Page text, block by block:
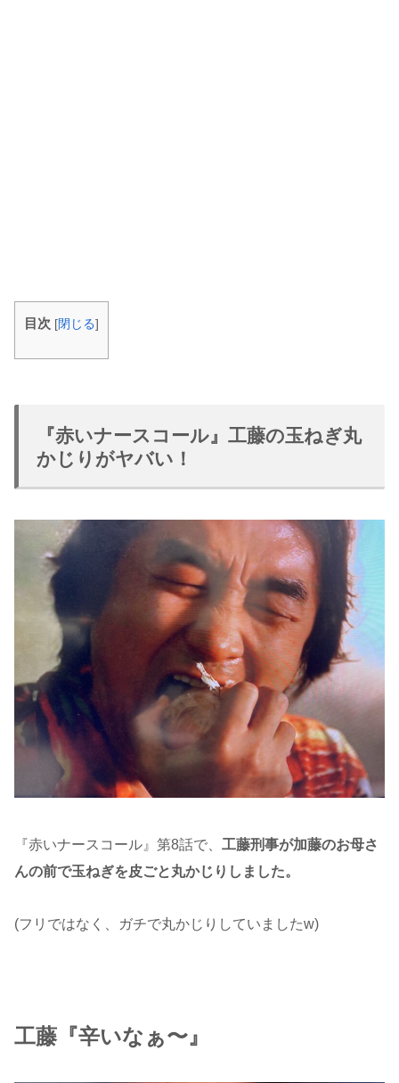
目次 [閉じる]
『赤いナースコール』工藤の玉ねぎ丸
かじりがヤバい！
『赤いナースコール』第8話で、 工藤刑事が加藤のお母さ
んの前で玉ねぎを皮ごと丸かじりしました。
(フリではなく、ガチで丸かじりしていましたw)
工藤『辛いなぁ〜』